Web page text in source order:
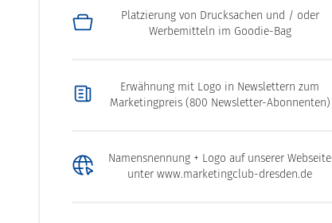
Platzierung von Drucksachen und / oder
Werbemitteln im Goodie-Bag
Erwähnung mit Logo in Newslettern zum
Marketingpreis (800 Newsletter-Abonnenten)
Namensnennung + Logo auf unserer Webseite
unter www.marketingclub-dresden.de